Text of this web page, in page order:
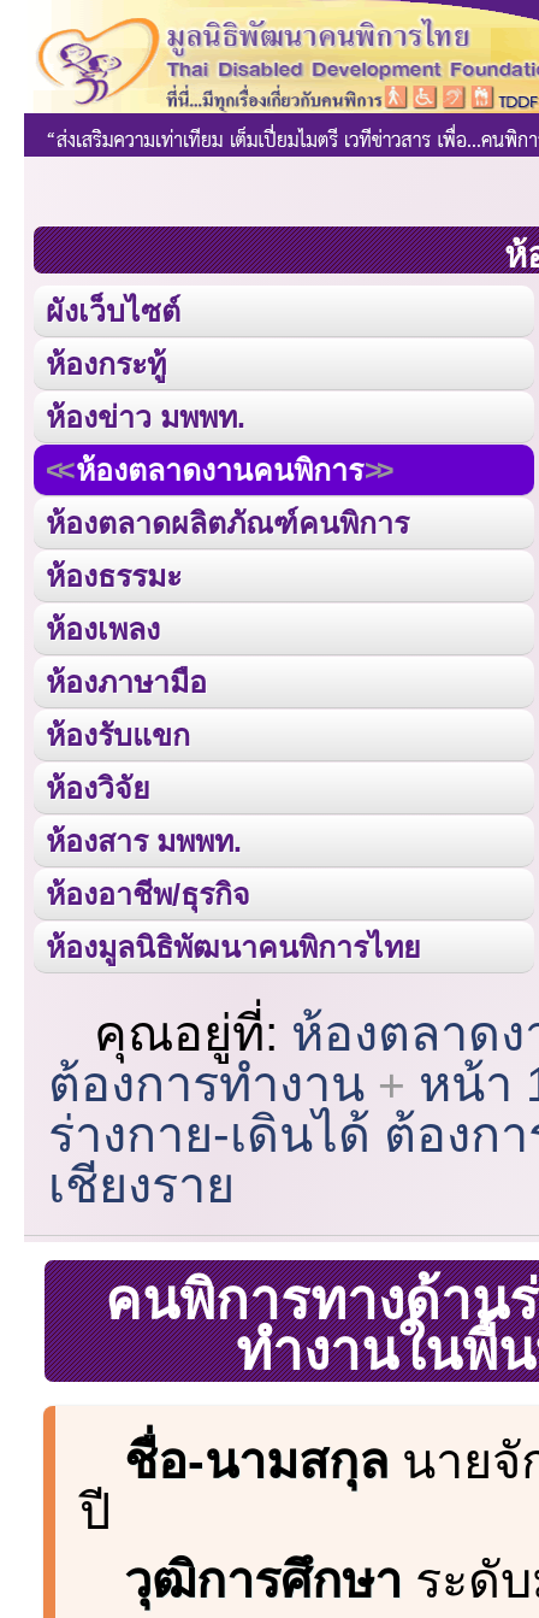
ห้
ผังเว็บไซต์
ห้องกระทู้
ห้องข่าว มพพท.
ห้องตลาดงานคนพิการ
ห้องตลาดผลิตภัณฑ์คนพิการ
ห้องธรรมะ
ห้องเพลง
ห้องภาษามือ
ห้องรับแขก
ห้องวิจัย
ห้องสาร มพพท.
ห้องอาชีพ/ธุรกิจ
ห้องมูลนิธิพัฒนาคนพิการไทย
คุณอยู่ที่: ห้องตลาด
ต้องการทำงาน
หน้า
ร่างกาย-เดินได้ ต้องก
เชียงราย
คนพิการทางด้าน
ทำงานในพื้
ชื่อ-นามสกุล นายจั
ปี
วุฒิการศึกษา ระดั